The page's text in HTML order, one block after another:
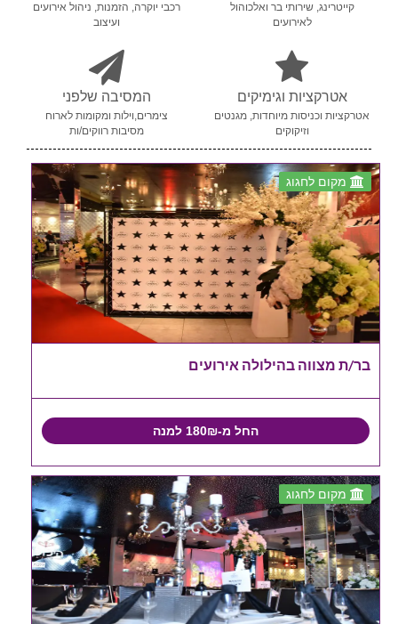
קייטרינג, שירותי בר ואלכוהול
לאירועים
רכבי יוקרה, הזמנות, ניהול אירועים
ועיצוב
אטרקציות וגימיקים
אטרקציות וכניסות מיוחדות, מגנטים
וזיקוקים
המסיבה שלפני
צימרים,וילות ומקומות לארוח
מסיבות רווקים/ות
מקום לחגוג
בר/ת מצווה בהילולה אירועים
החל מ-180₪ למנה
מקום לחגוג